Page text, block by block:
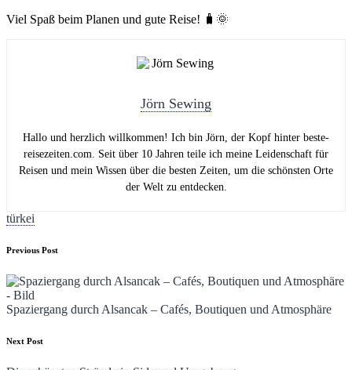
Viel Spaß beim Planen und gute Reise! 🧳🌞
Jörn Sewing
Hallo und herzlich willkommen! Ich bin Jörn, der Kopf hinter beste-
reisezeiten.com. Seit über 10 Jahren teile ich meine Leidenschaft für
Reisen und mein Wissen über die besten Zeiten, um die schönsten Orte
der Welt zu entdecken.
Tags:
türkei
Post
navigation
Previous Post
Spaziergang durch Alsancak – Cafés, Boutiquen und Atmosphäre
Next Post